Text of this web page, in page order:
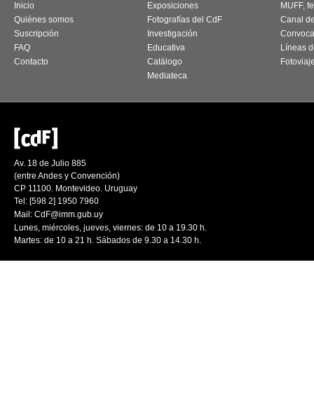
Inicio
Quiénes somos
Suscripción
FAQ
Contacto
Exposiciones
Fotografías del CdF
Investigación
Educativa
Catálogo
Mediateca
MUFF,
Canal
Líneas
Av. 18 de Julio 885
(entre Andes y Convención)
CP 11100. Montevideo. Uruguay
Tel: [598 2] 1950 7960
Mail: CdF@imm.gub.uy
Lunes, miércoles, jueves, viernes: de 10 a 19.30 h.
Martes: de 10 a 21 h. Sábados de 9.30 a 14.30 h.